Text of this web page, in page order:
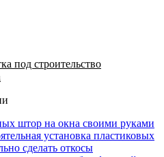
под строительство
штор на окна своими руками
установка пластиковых
сделать откосы